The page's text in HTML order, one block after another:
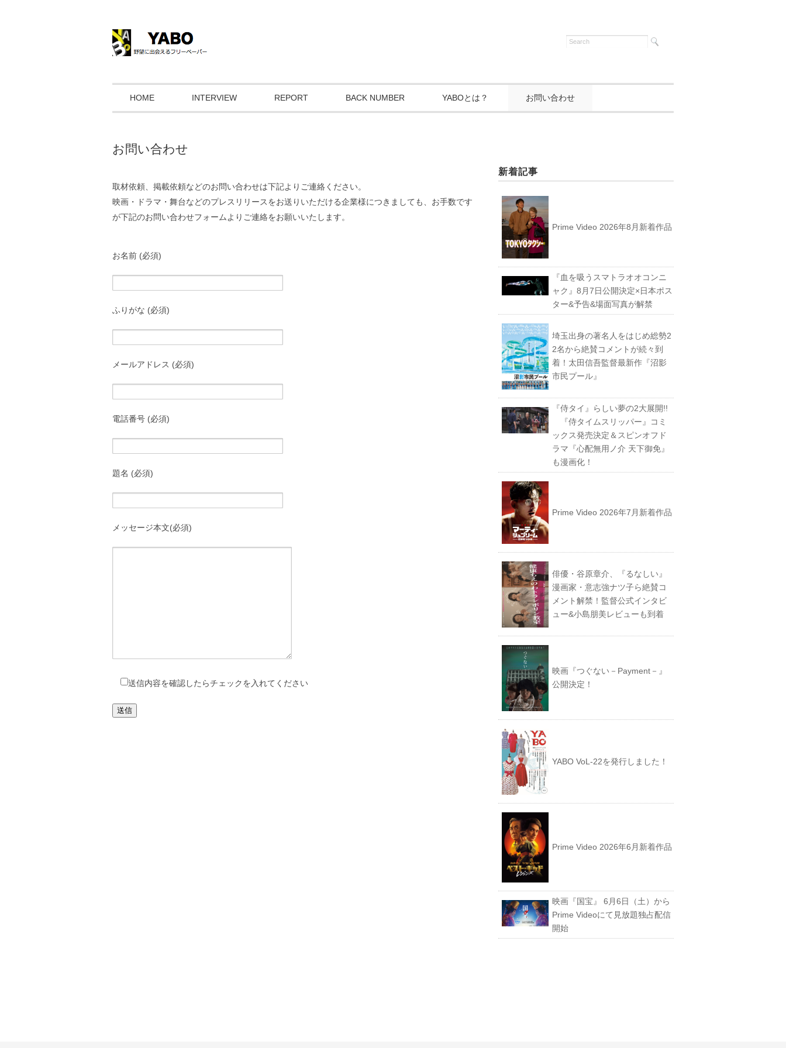
HOME INTERVIEW REPORT BACK NUMBER YABOとは？ お問い合わせ
お問い合わせ
取材依頼、掲載依頼などのお問い合わせは下記よりご連絡ください。
映画・ドラマ・舞台などのプレスリリースをお送りいただける企業様につきましても、お手数です
が下記のお問い合わせフォームよりご連絡をお願いいたします。
お名前 (必須)
ふりがな (必須)
メールアドレス (必須)
電話番号 (必須)
題名 (必須)
メッセージ本文(必須)
送信内容を確認したらチェックを入れてください
新着記事
Prime Video 2026年8月新着作品
『血を吸うスマトラオオコンニ
ャク』8月7日公開決定×日本ポス
ター&予告&場面写真が解禁
埼玉出身の著名人をはじめ総勢2
2名から絶賛コメントが続々到
着！太田信吾監督最新作『沼影
市民プール』
『侍タイ』らしい夢の2大展開!!
『侍タイムスリッパー』コミ
ックス発売決定＆スピンオフド
ラマ『心配無用ノ介 天下御免』
も漫画化！
Prime Video 2026年7月新着作品
俳優・谷原章介、『るなしい』
漫画家・意志強ナツ子ら絶賛コ
メント解禁！監督公式インタビ
ュー&小島朋美レビューも到着
映画『つぐない－Payment－』
公開決定！
YABO VoL‐22を発行しました！
Prime Video 2026年6月新着作品
映画『国宝』 6月6日（土）から
Prime Videoにて見放題独占配信
開始